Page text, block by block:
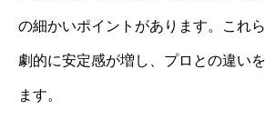
の細かいポイントがあります。これ
劇的に安定感が増し、プロとの違い
ます。